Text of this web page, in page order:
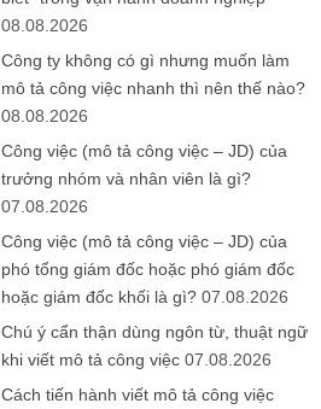
08.08.2026
Công ty không có gì nhưng muốn làm
mô tả công việc nhanh thì nên thế nào?
08.08.2026
Công việc (mô tả công việc – JD) của
trưởng nhóm và nhân viên là gì?
07.08.2026
Công việc (mô tả công việc – JD) của
phó tổng giám đốc hoặc phó giám đốc
hoặc giám đốc khối là gì? 07.08.2026
Chú ý cẩn thận dùng ngôn từ, thuật ngữ
khi viết mô tả công việc 07.08.2026
Cách tiến hành viết mô tả công việc